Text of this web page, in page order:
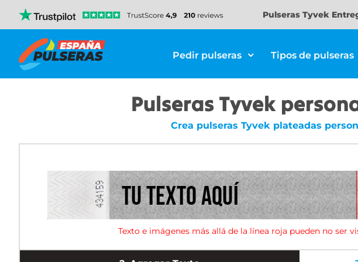
Pulseras Tyvek
Pedir pulseras Tipos de pulseras
Pulseras Tyvek
Crea pulseras Tyvek plateadas
Texto e imágenes más allá de la línea roja pueden no ser